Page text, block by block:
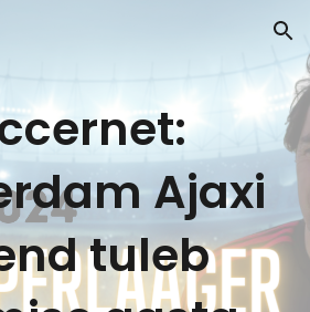
Skip to navigation
Ajaxi
tuleb